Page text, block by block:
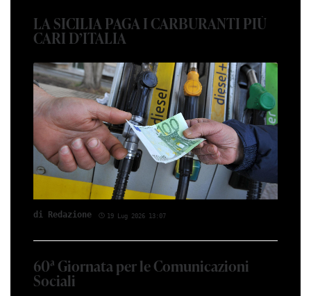
LA SICILIA PAGA I CARBURANTI PIÙ
CARI D’ITALIA
di Red­azio­ne 19 Lug 2026 13:07
60ª Giornata per le Comunicazioni
Sociali